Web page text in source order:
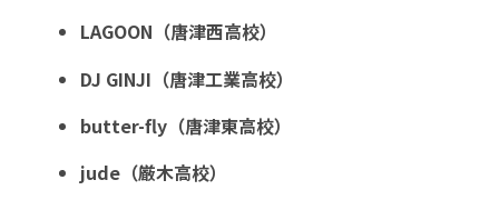
LAGOON（唐津西高校）
DJ GINJI（唐津工業高校）
butter-fly（唐津東高校）
jude（厳木高校）